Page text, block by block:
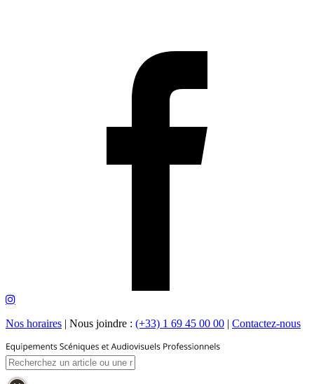
Nos horaires | Nous joindre : (+33) 1 69 45 00 00 | Contactez-nous